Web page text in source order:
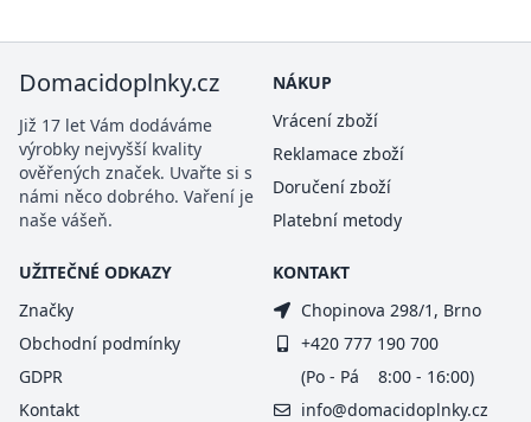
Domacidoplnky.cz
Již 17 let Vám dodáváme
výrobky nejvyšší kvality
ověřených značek. Uvařte si s
námi něco dobrého. Vaření je
naše vášeň.
NÁKUP
Vrácení zboží
Reklamace zboží
Doručení zboží
Platební metody
UŽITEČNÉ ODKAZY
Značky
Obchodní podmínky
GDPR
Kontakt
KONTAKT
Chopinova 298/1, Brno
+420 777 190 700
(Po - Pá 8:00 - 16:00)
info@domacidoplnky.cz